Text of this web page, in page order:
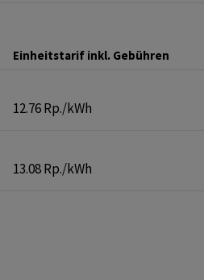
Einheitstarif inkl. Gebühren
12.76 Rp./kWh
13.08 Rp./kWh